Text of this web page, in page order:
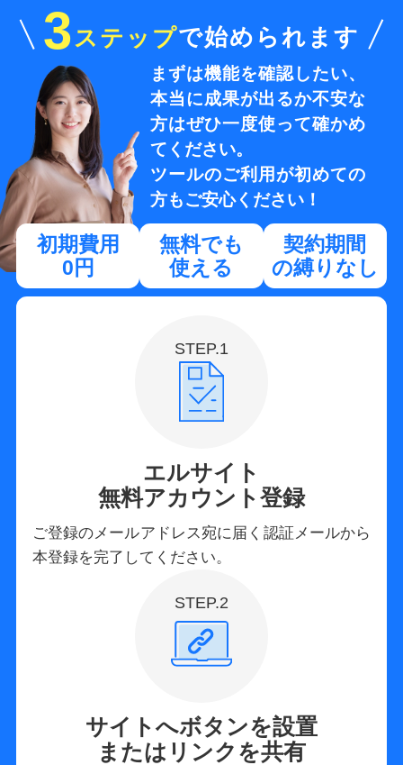
3ステップで始められます
まずは機能を確認したい、
本当に成果が出るか不安な
方はぜひ一度使って確かめ
てください。
ツールのご利用が初めての
方もご安心ください！
初期費用
0円
無料でも
使える
契約期間
の縛りなし
STEP.1
エルサイト
無料アカウント登録
ご登録のメールアドレス宛に届く認証メールから
本登録を完了してください。
STEP.2
サイトへボタンを設置
またはリンクを共有